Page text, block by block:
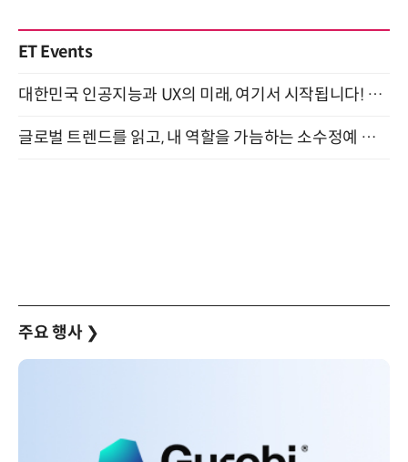
ET Events
대한민국 인공지능과 UX의 미래, 여기서 시작됩니다! UX Korea 2026 - Fall 9월 2일 개최
글로벌 트렌드를 읽고, 내 역할을 가늠하는 소수정예 실습 워크숍 (8/28)
주요 행사 ❯